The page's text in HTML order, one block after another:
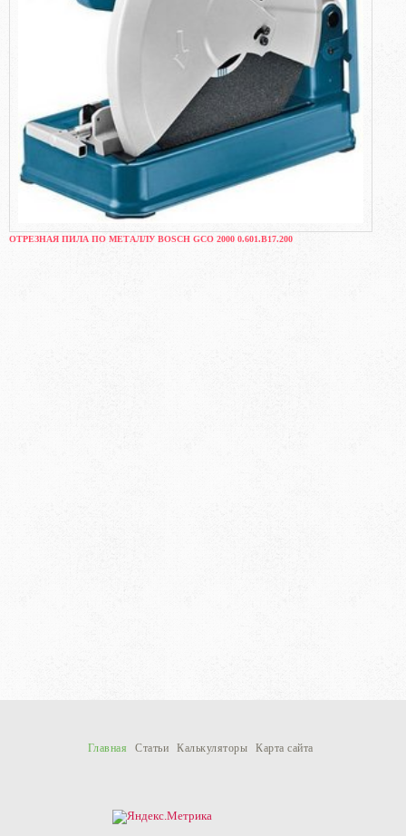
ОТРЕЗНАЯ ПИЛА ПО МЕТАЛЛУ BOSCH GCO 2000 0.601.B17.200
Главная Статьи Калькуляторы Карта сайта